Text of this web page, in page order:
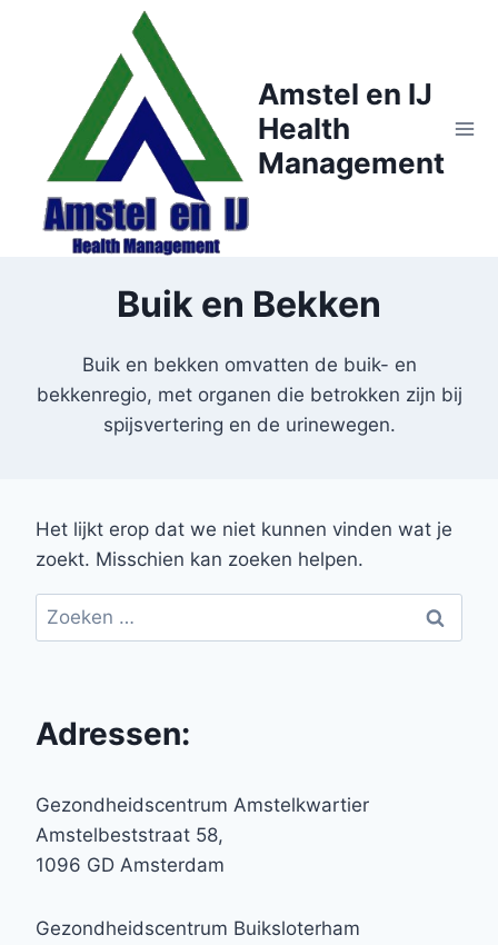
Amstel en IJ
Health
Management
Buik en Bekken
Buik en bekken omvatten de buik- en
bekkenregio, met organen die betrokken zijn bij
spijsvertering en de urinewegen.
Het lijkt erop dat we niet kunnen vinden wat je
zoekt. Misschien kan zoeken helpen.
Zoeken
naar:
Adressen:
Gezondheidscentrum Amstelkwartier
Amstelbeststraat 58,
1096 GD Amsterdam
Gezondheidscentrum Buiksloterham